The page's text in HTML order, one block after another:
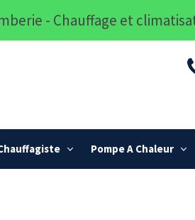
- Chauffage et
Pompe A Chaleur